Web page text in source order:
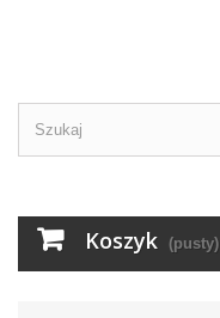
Koszyk (pusty)